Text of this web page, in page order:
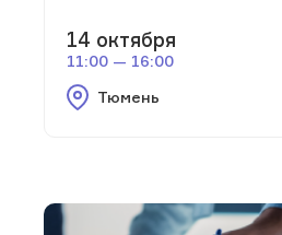
14 октября
11:00 — 16:00
Тюмень